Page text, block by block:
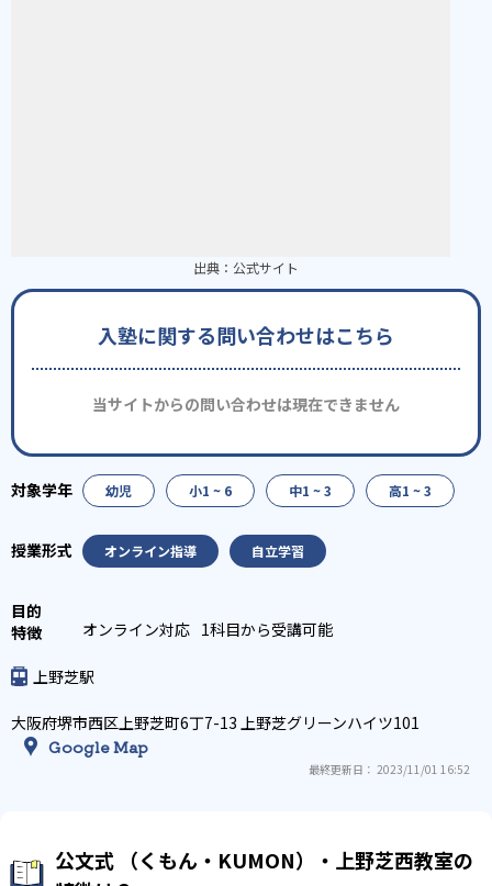
出典： 公式サイト
入塾に関する問い合わせはこちら
当サイトからの問い合わせは現在できません
幼児 小1 ~ 6 中1 ~ 3 高1 ~ 3
オンライン指導 自立学習
オンライン対応 1科目から受講可能
上野芝駅
大阪府堺市西区上野芝町6丁7-13 上野芝グリーンハイツ101
Google Map
最終更新日： 2023/11/01 16:52
公文式 （くもん・KUMON）・上野芝西教室の